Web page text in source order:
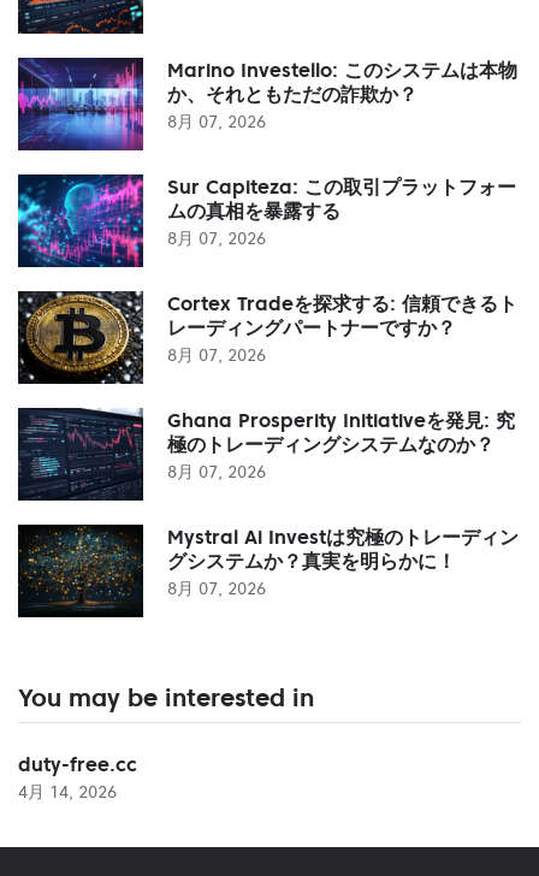
Marino Investello: このシステムは本物
か、それともただの詐欺か？
8月 07, 2026
Sur Capiteza: この取引プラットフォー
ムの真相を暴露する
8月 07, 2026
Cortex Tradeを探求する: 信頼できるト
レーディングパートナーですか？
8月 07, 2026
Ghana Prosperity Initiativeを発見: 究
極のトレーディングシステムなのか？
8月 07, 2026
Mystral Ai Investは究極のトレーディン
グシステムか？真実を明らかに！
8月 07, 2026
You may be interested in
duty-free.cc
4月 14, 2026